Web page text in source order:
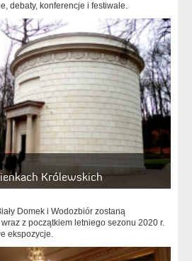
debaty, konferencje i festiwale.
Królewskich
Domek i Wodozbiór zostaną
z początkiem letniego sezonu 2020 r.
ekspozycje.